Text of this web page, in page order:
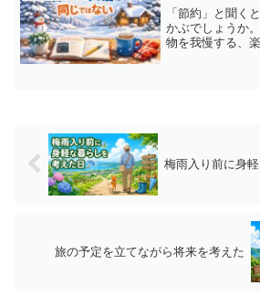
「節約」と聞く
かぶでしょうか
物を我慢する、
梅雨入り前に身
旅の予定を立てながら将来を考えた